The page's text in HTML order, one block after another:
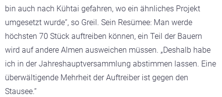
bin auch nach Kühtai gefahren, wo ein ähnliches Projekt
umgesetzt wurde“, so Greil. Sein Resümee: Man werde
höchsten 70 Stück auftreiben können, ein Teil der Bauern
wird auf andere Almen ausweichen müssen. „Deshalb habe
ich in der Jahreshauptversammlung abstimmen lassen. Eine
überwältigende Mehrheit der Auftreiber ist gegen den
Stausee.“